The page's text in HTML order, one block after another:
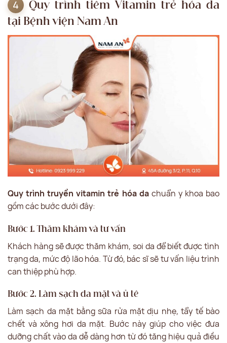
Quy trình tiêm Vitamin trẻ hóa da
tại Bệnh viện Nam An
Quy trình truyền vitamin trẻ hóa dachuẩn y khoa bao
gồm các bước dưới đây:
Bước 1. Thăm khám và tư vấn
Khách hàng sẽ được thăm khám, soi da để biết được tình
trạng da, mức độ lão hóa. Từ đó, bác sĩ sẽ tư vấn liệu trình
can thiệp phù hợp.
Bước 2. Làm sạch da mặt và ủ tê
Làm sạch da mặt bằng sữa rửa mặt dịu nhẹ, tẩy tế bào
chết và xông hơi da mặt. Bước này giúp cho việc đưa
dưỡng chất vào da dễ dàng hơn từ đó tăng hiệu quả điều